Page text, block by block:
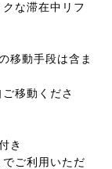
な滞在中リフ
移動手段は含ま
移動くださ
き
ご利用いただ